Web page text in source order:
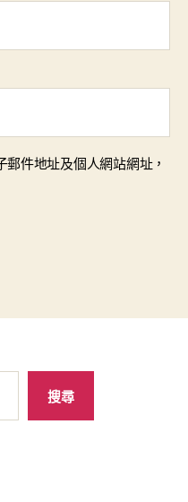
件地址及個人網站網址，
搜尋